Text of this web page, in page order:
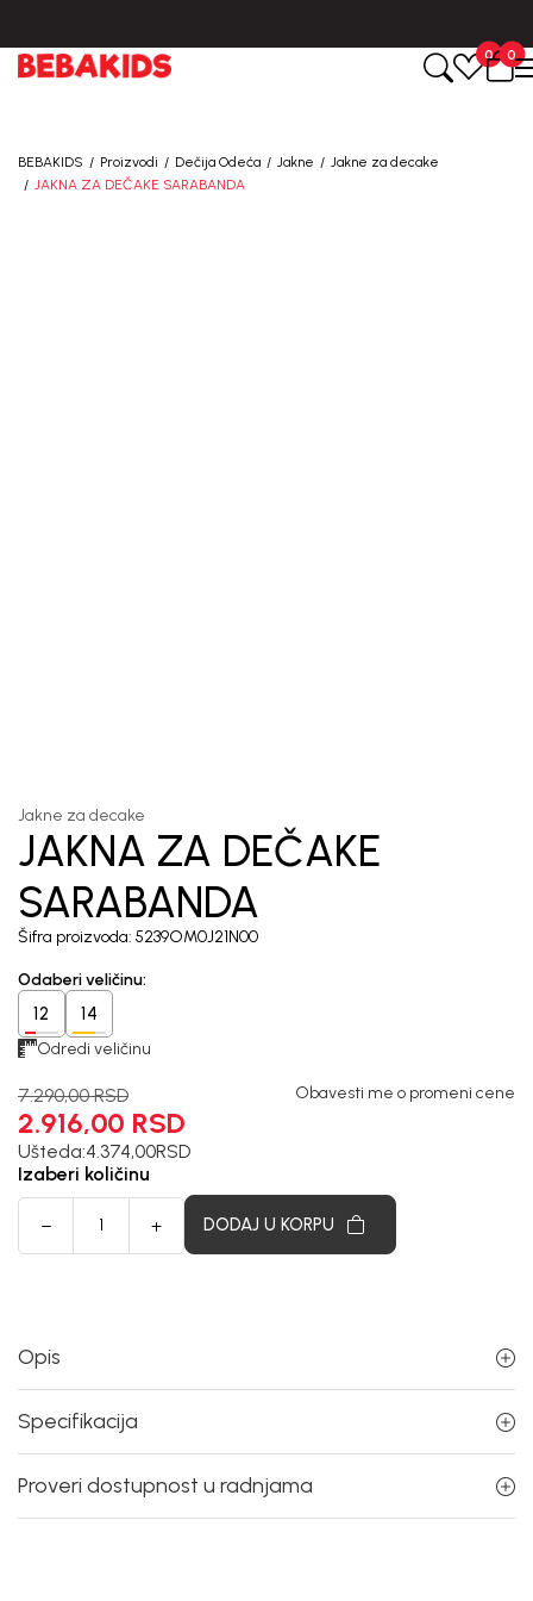
0
0
BEBAKIDS Proizvodi Dečija Odeća Jakne
Jakne za decake
JAKNA ZA DEČAKE SARABANDA
Jakne za decake
JAKNA ZA DEČAKE
SARABANDA
Šifra proizvoda: 5239OM0J21N00
Odaberi veličinu:
12 14
Odredi veličinu
7.290,00 RSD
2.916,00 RSD
Ušteda:4.374,00RSD
Obavesti me o promeni cene
Izaberi količinu
DODAJ U KORPU
Opis
Specifikacija
Proveri dostupnost u radnjama